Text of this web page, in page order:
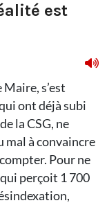
est
s’est
ont déjà subi
la CSG, ne
mal à convaincre
Pour ne
perçoit 1 700